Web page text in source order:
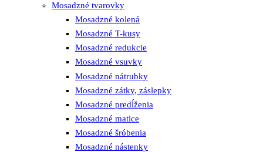
Mosadzné tvarovky
Mosadzné kolená
Mosadzné T-kusy
Mosadzné redukcie
Mosadzné vsuvky
Mosadzné nátrubky
Mosadzné zátky, záslepky
Mosadzné predĺženia
Mosadzné matice
Mosadzné šróbenia
Mosadzné nástenky